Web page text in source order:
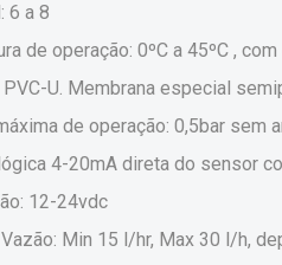
6 a 8
de operação: 0ºC a 45ºC ,
PVC-U. Membrana especial
de operação: 0,5bar sem
4-20mA direta do sensor
12-24vdc
Vazão: Min 15 l/hr, Max 30 l/h,